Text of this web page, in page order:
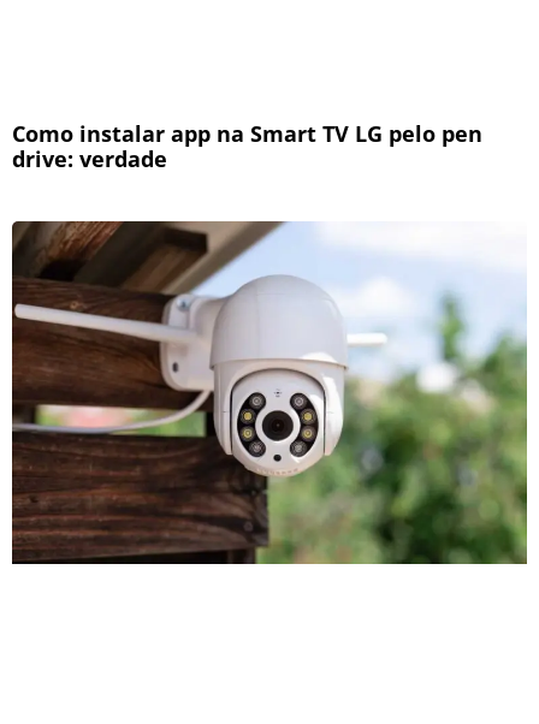
Como instalar app na Smart TV LG pelo pen
drive: verdade